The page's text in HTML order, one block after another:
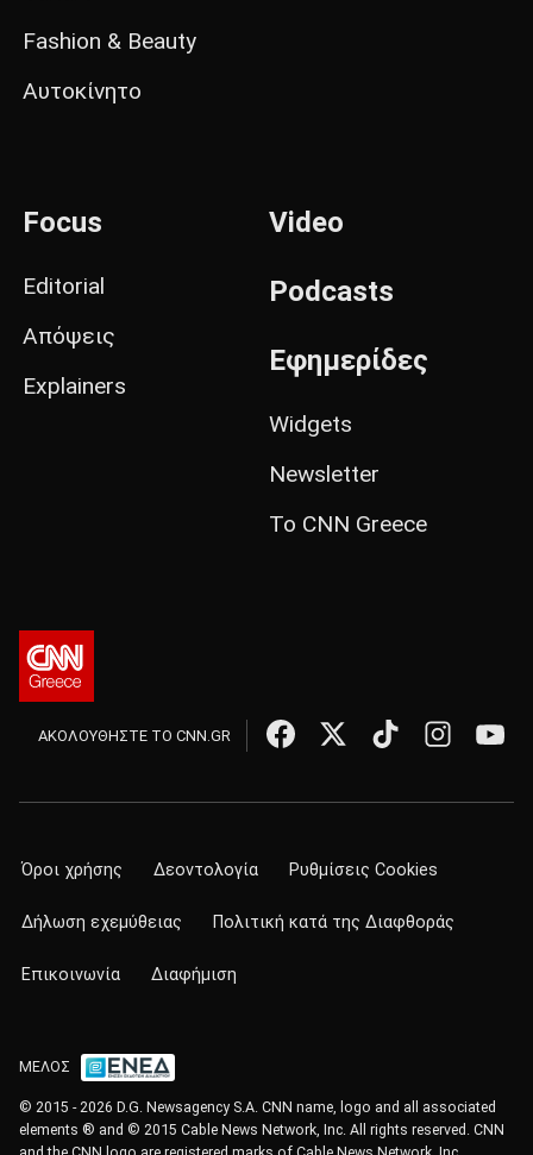
Fashion & Beauty
Αυτοκίνητο
Focus
Editorial
Απόψεις
Explainers
Video
Podcasts
Εφημερίδες
Widgets
Newsletter
Το CNN Greece
ΑΚΟΛΟΥΘΗΣΤΕ ΤΟ CNN.GR
Όροι χρήσης Δεοντολογία Ρυθμίσεις Cookies
Δήλωση εχεμύθειας Πολιτική κατά της Διαφθοράς
Επικοινωνία Διαφήμιση
ΜΕΛΟΣ
© 2015 - 2026 D.G. Newsagency S.A. CNN name, logo and all associated
elements ® and © 2015 Cable News Network, Inc. All rights reserved. CNN